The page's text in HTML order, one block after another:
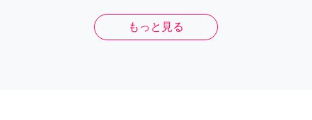
もっと見る